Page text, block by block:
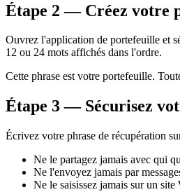
Étape 2 — Créez votre
Ouvrez l'application de portefeuille et
12 ou 24 mots affichés dans l'ordre.
Cette phrase est votre portefeuille.
Étape 3 — Sécurisez
Écrivez votre phrase de récupération
Ne le partagez jamais avec qui
Ne l'envoyez jamais par
Ne le saisissez jamais sur un